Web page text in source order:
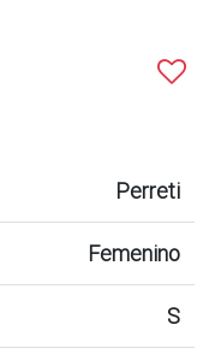
Perreti
Femenino
S